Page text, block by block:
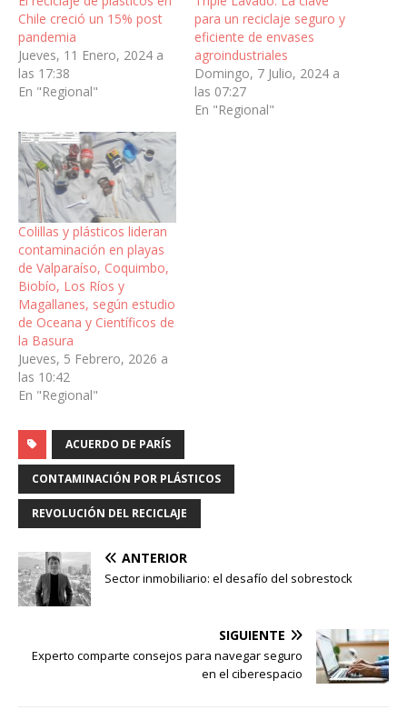
Chile creció un 15% post
pandemia
Jueves, 11 Enero, 2024 a
las 17:38
En "Regional"
para un reciclaje seguro y
eficiente de envases
agroindustriales
Domingo, 7 Julio, 2024 a
las 07:27
En "Regional"
Colillas y plásticos lideran
contaminación en playas
de Valparaíso, Coquimbo,
Biobío, Los Ríos y
Magallanes, según estudio
de Oceana y Científicos de
la Basura
Jueves, 5 Febrero, 2026 a
las 10:42
En "Regional"
ACUERDO DE PARÍS
CONTAMINACIÓN POR PLÁSTICOS
REVOLUCIÓN DEL RECICLAJE
ANTERIOR
Sector inmobiliario: el desafío del sobrestock
SIGUIENTE
Experto comparte consejos para navegar seguro
en el ciberespacio